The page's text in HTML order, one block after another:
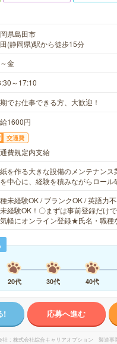
県島田市
(静岡県)駅から徒歩15分
金
～17:10
でお仕事できる方、大歓迎！
1600円
交通費
費規定内支給
紙を作る大きな設備のメンテナン
中心に、経験を積みながらロー
未経験OK / ブランクOK / 英語力
経験OK！〇まずは事前登録だけ
軽にオンライン登録★氏名・職
20代
30代 40代
! 応募へ進む
社 株式会社綜合キャリアオプション 製造事